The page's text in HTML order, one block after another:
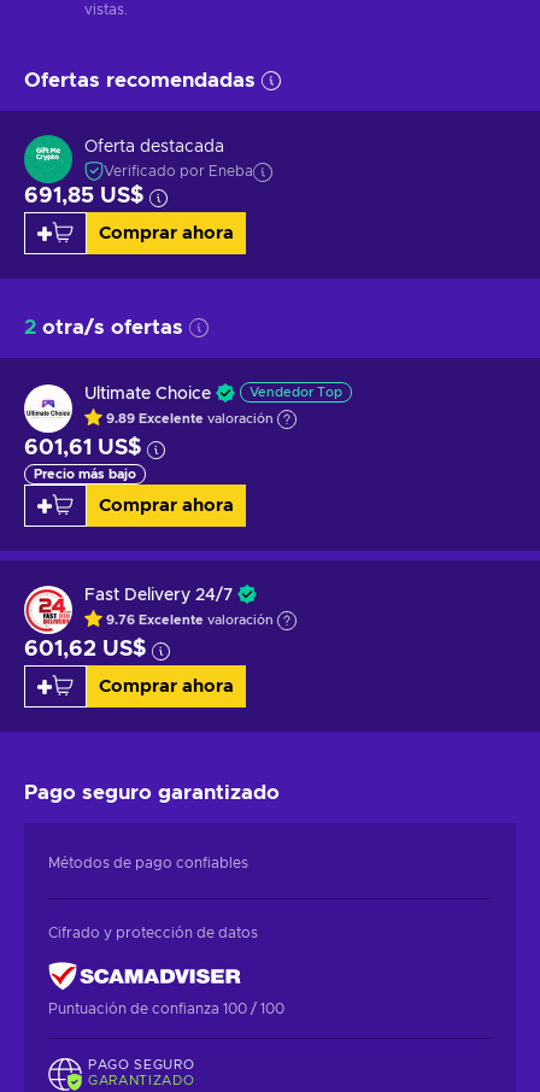
vistas.
Ofertas recomendadas
Oferta destacada
Verificado por Eneba
691,85 US$
Comprar ahora
2 otra/s ofertas
Ultimate Choice Vendedor Top
9.89 Excelente valoración
601,61 US$
Precio más bajo
Comprar ahora
Fast Delivery 24/7
9.76 Excelente valoración
601,62 US$
Comprar ahora
Pago seguro garantizado
Métodos de pago confiables
Cifrado y protección de datos
Puntuación de confianza 100 / 100
PAGO SEGURO
GARANTIZADO